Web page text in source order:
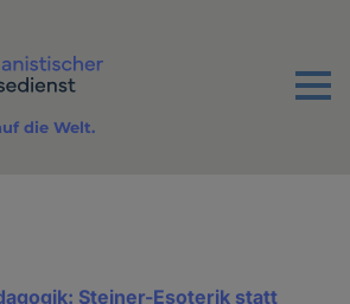
Menu
die Welt.
Steiner-Esoterik statt